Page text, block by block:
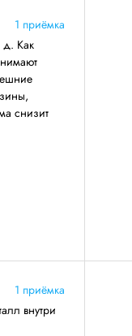
1 приёмка
д. Как
снизит
1 приёмка
внутри